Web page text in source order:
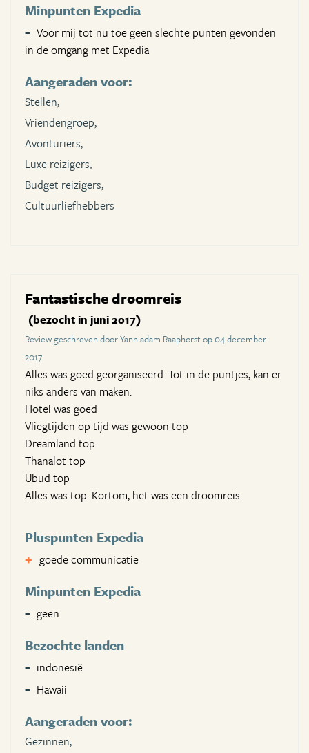
Minpunten Expedia
Voor mij tot nu toe geen slechte punten gevonden
in de omgang met Expedia
Aangeraden voor:
Stellen,
Vriendengroep,
Avonturiers,
Luxe reizigers,
Budget reizigers,
Cultuurliefhebbers
Fantastische droomreis
(bezocht in juni 2017)
Review geschreven door Yanniadam Raaphorst op 04 december
2017
Alles was goed georganiseerd. Tot in de puntjes, kan er
niks anders van maken.
Hotel was goed
Vliegtijden op tijd was gewoon top
Dreamland top
Thanalot top
Ubud top
Alles was top. Kortom, het was een droomreis.
Pluspunten Expedia
goede communicatie
Minpunten Expedia
geen
Bezochte landen
indonesië
Hawaii
Aangeraden voor:
Gezinnen,